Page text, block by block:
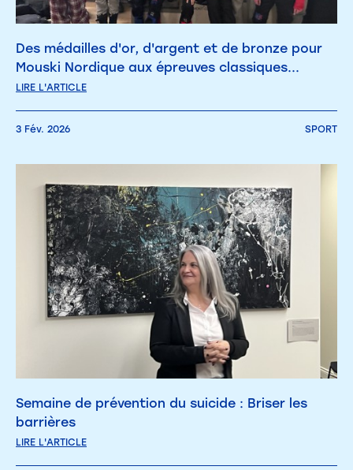
Des médailles d'or, d'argent et de bronze pour
Mouski Nordique aux épreuves classiques...
LIRE L'ARTICLE
3 Fév. 2026 SPORT
Semaine de prévention du suicide : Briser les
barrières
LIRE L'ARTICLE